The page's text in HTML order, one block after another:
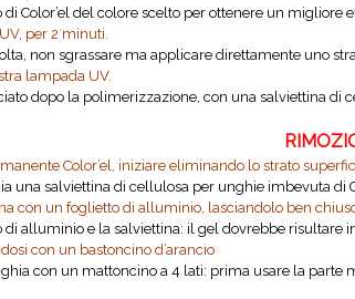
Color’el del colore scelto per ottenere un
per 2 minuti.
non sgrassare ma applicare direttamente uno
lampada UV.
dopo la polimerizzazione, con una salviettina di
Color’el, iniziare eliminando lo strato
una salviettina di cellulosa per unghie imbevuta di
con un foglietto di alluminio, lasciandolo ben
alluminio e la salviettina: il gel dovrebbe risultare
con un bastoncino d’arancio
con un mattoncino a 4 lati: prima usare la